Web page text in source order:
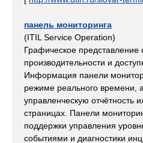
панель мониторинга
(ITIL Service Operation)
Графическое
производительности и
Информация панели
режиме реального времени,
управленческую отчётность
страницах. Панели
поддержки управления
событиями и диагностики